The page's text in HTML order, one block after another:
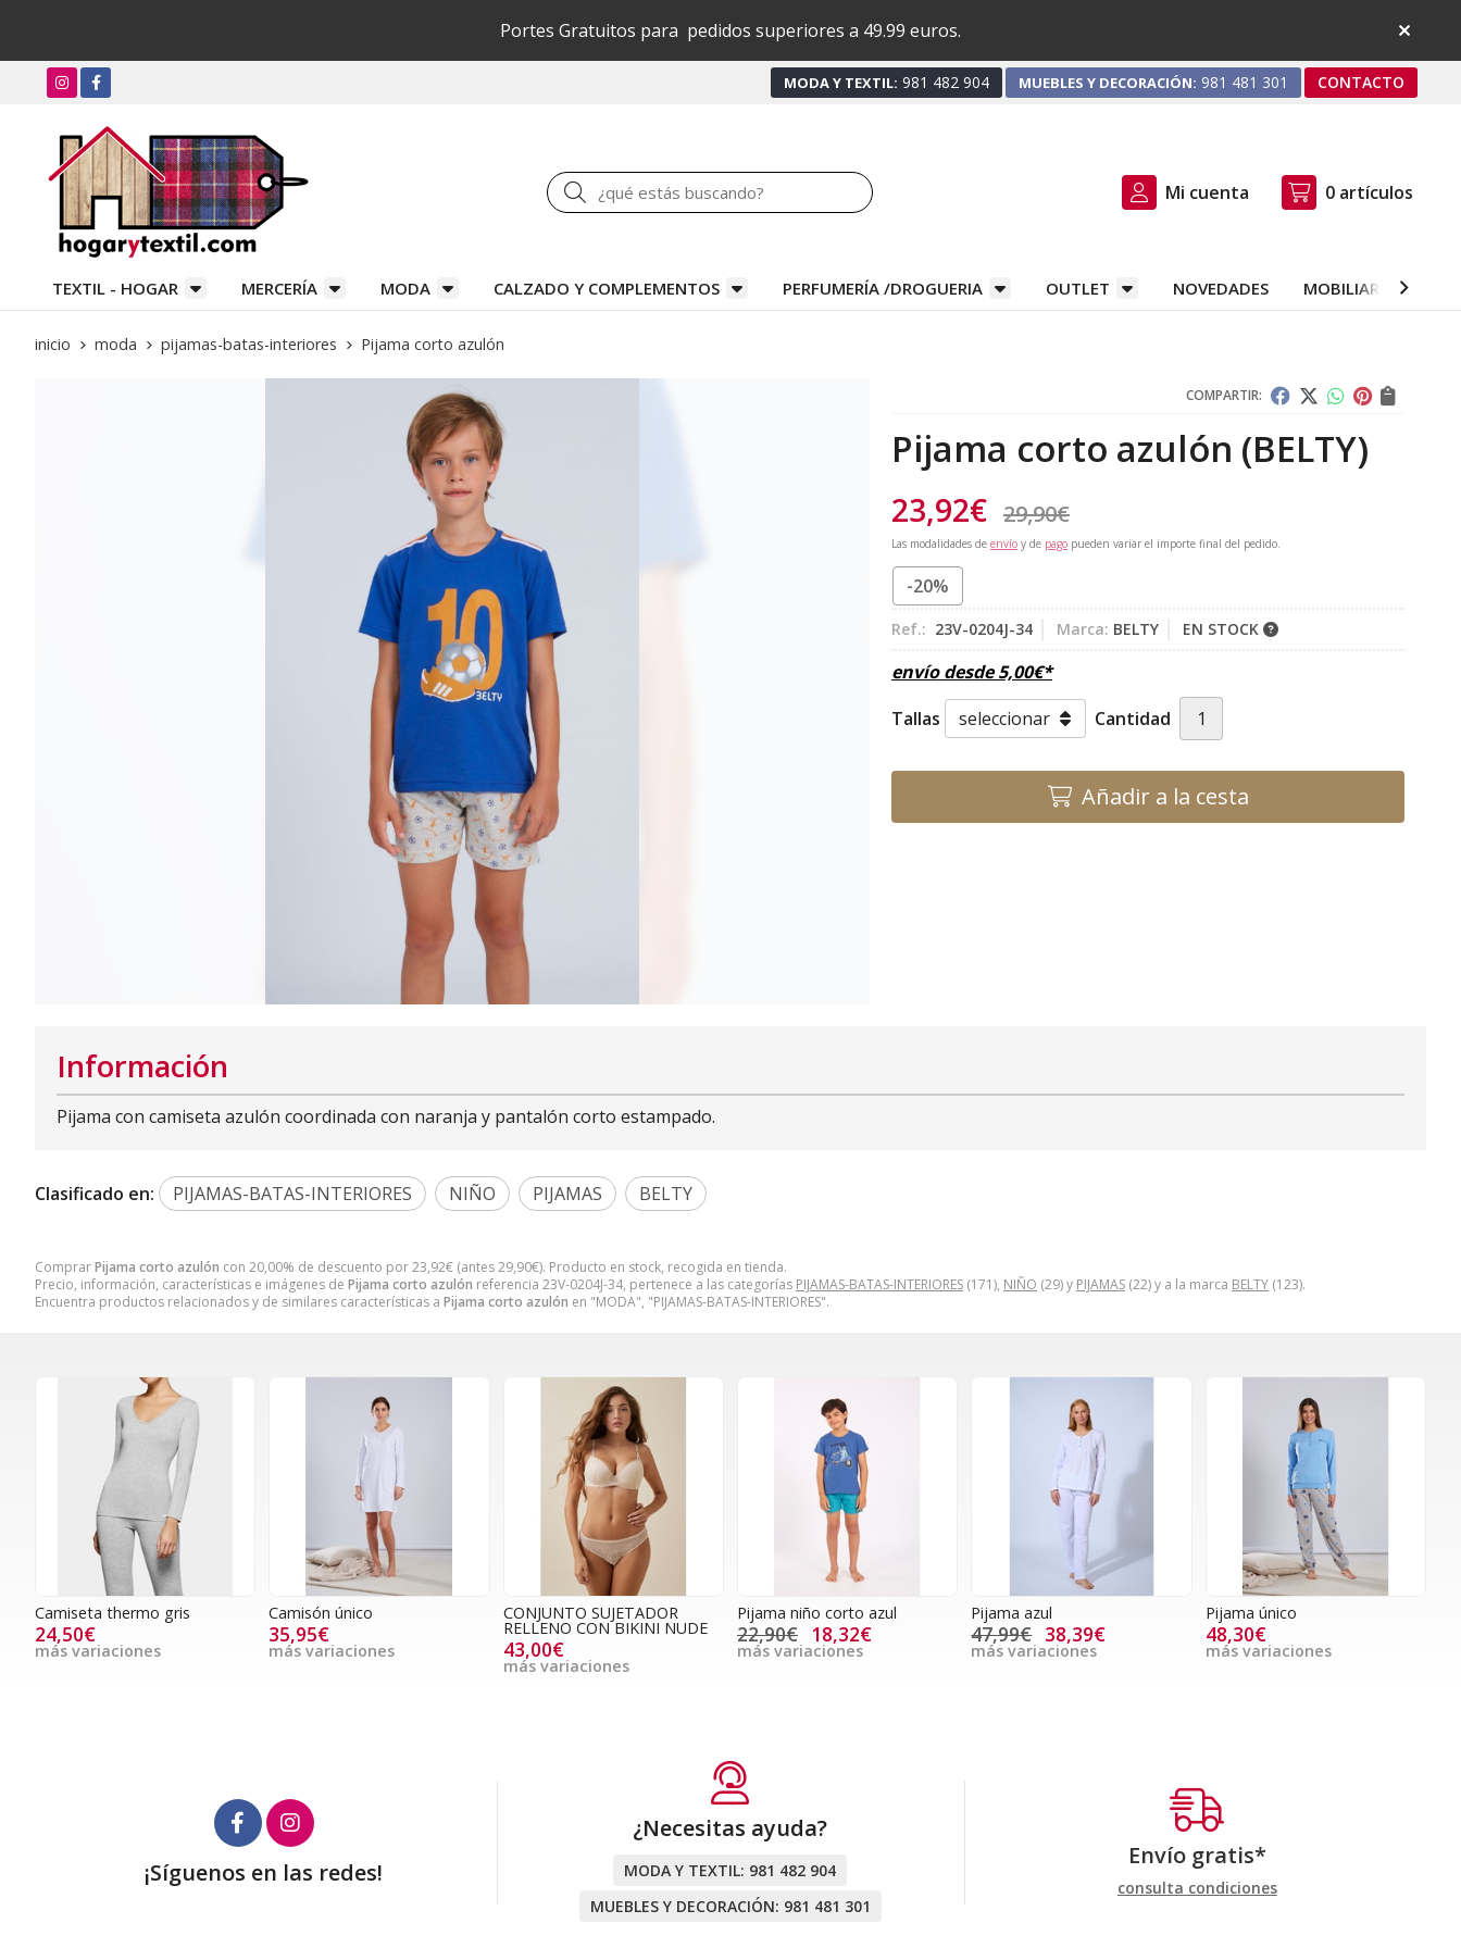
Portes Gratuitos para pedidos superiores a 49.99 euros.
MODA Y TEXTIL: 981 482 904 MUEBLES Y DECORACIÓN: 981 481 301 CONTACTO
Buscar Mi cuenta 0 artículos
TEXTIL - HOGAR MERCERÍA MODA CALZADO Y COMPLEMENTOS PERFUMERÍA /DROGUERIA OUTLET NOVEDADES MOBILIARIO Y
inicio moda pijamas-batas-interiores Pijama corto azulón
COMPARTIR:
Pijama corto azulón (BELTY)
23,92€ 29,90€
Las modalidades de envío y de pago pueden variar el importe final del pedido.
-20%
Ref.: 23V-0204J-34 Marca: BELTY EN STOCK
envío desde5,00€*
Tallas
Cantidad
Añadir a la cesta
ComprarPijama corto azulón con 20,00% de descuento por23,92€ (antes29,90€). Producto en stock, recogida en tienda.
Precio, información, características e imágenes de Pijama corto azulón referencia 23V-0204J-34, pertenece a las categorías PIJAMAS-BATAS-INTERIORES (171), NIÑO (29) y PIJAMAS (22) y a la marca BELTY (123).
Encuentra productos relacionados y de similares características a Pijama corto azulón en "MODA", "PIJAMAS-BATAS-INTERIORES".
Información
Pijama con camiseta azulón coordinada con naranja y pantalón corto estampado.
Clasificado en: PIJAMAS-BATAS-INTERIORES NIÑO PIJAMAS BELTY
Camiseta thermo gris
24,50€
más variaciones
Camisón único
35,95€
más variaciones
CONJUNTO SUJETADOR
RELLENO CON BIKINI NUDE
43,00€
más variaciones
Pijama niño corto azul
22,90€ 18,32€
más variaciones
Pijama azul
47,99€ 38,39€
más variaciones
Pijama único
48,30€
más variaciones
¡Síguenos en las redes!
¿Necesitas ayuda?
MODA Y TEXTIL: 981 482 904
MUEBLES Y DECORACIÓN: 981 481 301
Envío gratis*
consulta condiciones